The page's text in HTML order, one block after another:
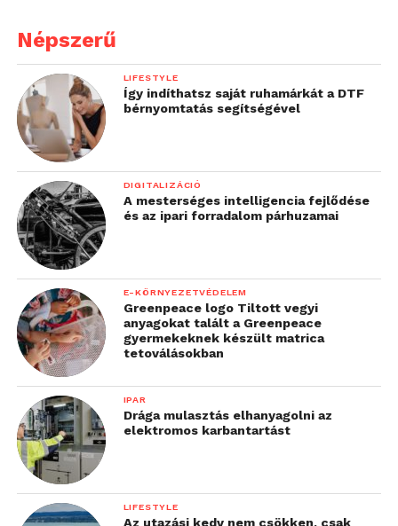
Népszerű
LIFESTYLE
Így indíthatsz saját ruhamárkát a DTF
bérnyomtatás segítségével
DIGITALIZÁCIÓ
A mesterséges intelligencia fejlődése
és az ipari forradalom párhuzamai
E-KÖRNYEZETVÉDELEM
Greenpeace logo Tiltott vegyi
anyagokat talált a Greenpeace
gyermekeknek készült matrica
tetoválásokban
IPAR
Drága mulasztás elhanyagolni az
elektromos karbantartást
LIFESTYLE
Az utazási kedv nem csökken, csak